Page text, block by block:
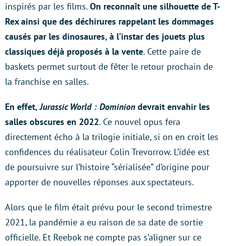
inspirés par les films. On reconnaît une silhouette de T-
Rex ainsi que des déchirures rappelant les dommages
causés par les dinosaures, à l’instar des jouets plus
classiques déjà proposés à la vente. Cette paire de
baskets permet surtout de fêter le retour prochain de
la franchise en salles.
En effet,Jurassic World : Dominion devrait envahir les
salles obscures en 2022. Ce nouvel opus fera
directement écho à la trilogie initiale, si on en croit les
confidences du réalisateur Colin Trevorrow. L’idée est
de poursuivre sur l’histoire “sérialisée” d’origine pour
apporter de nouvelles réponses aux spectateurs.
Alors que le film était prévu pour le second trimestre
2021, la pandémie a eu raison de sa date de sortie
officielle. Et Reebok ne compte pas s’aligner sur ce